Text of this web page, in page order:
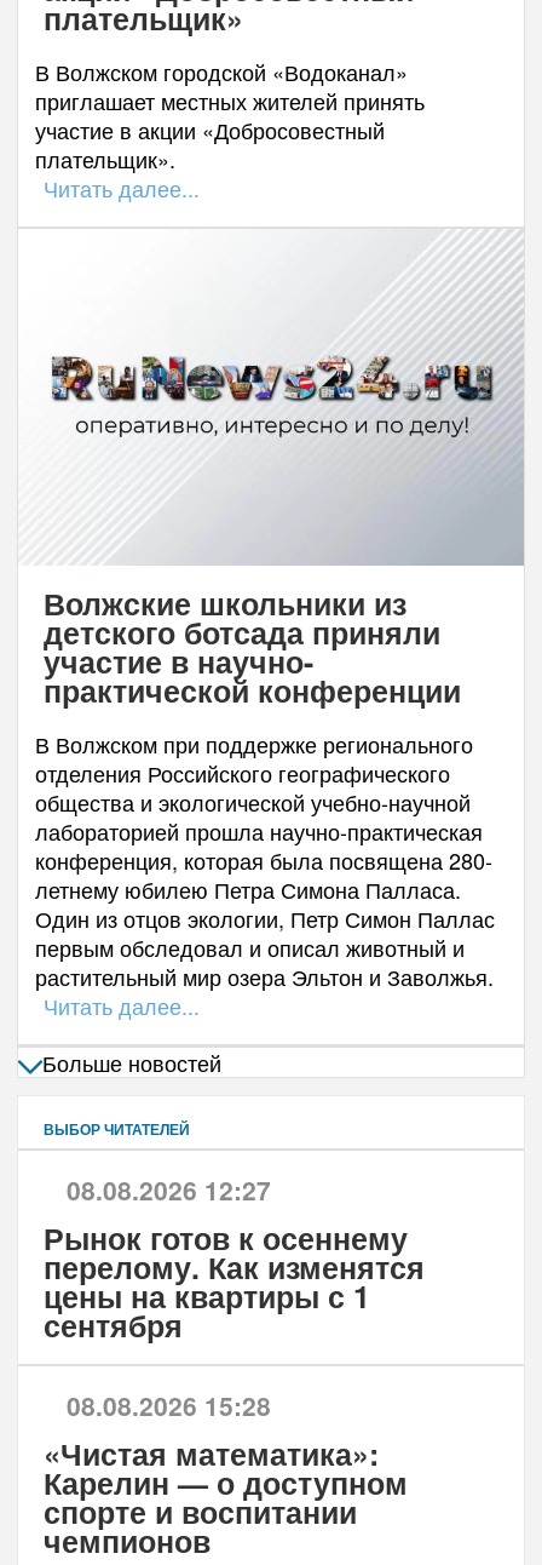
плательщик»
В Волжском городской «Водоканал»
приглашает местных жителей принять
участие в акции «Добросовестный
плательщик».
Читать далее...
Волжские школьники из
детского ботсада приняли
участие в научно-
практической конференции
В Волжском при поддержке регионального
отделения Российского географического
общества и экологической учебно-научной
лабораторией прошла научно-практическая
конференция, которая была посвящена 280-
летнему юбилею Петра Симона Палласа.
Один из отцов экологии, Петр Симон Паллас
первым обследовал и описал животный и
растительный мир озера Эльтон и Заволжья.
Читать далее...
Больше новостей
ВЫБОР ЧИТАТЕЛЕЙ
08.08.2026 12:27
Рынок готов к осеннему
перелому. Как изменятся
цены на квартиры с 1
сентября
08.08.2026 15:28
«Чистая математика»:
Карелин — о доступном
спорте и воспитании
чемпионов